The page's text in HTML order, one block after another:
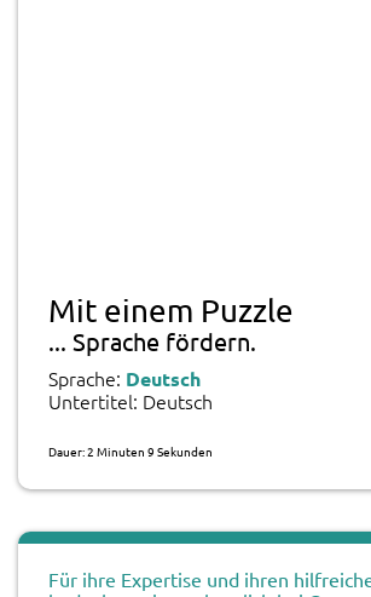
Mit einem Puzzle
... Sprache fördern.
Sprache: Deutsch
Untertitel: Deutsch
Dauer: 2 Minuten 9 Sekunden
Für ihre Expertise und ihren